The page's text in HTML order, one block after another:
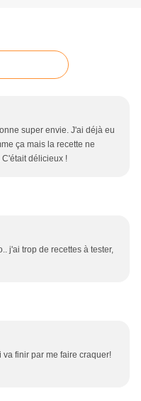
super envie. J'ai déjà eu
ça mais la recette ne
délicieux !
j'ai trop de recettes à tester,
finir par me faire craquer!